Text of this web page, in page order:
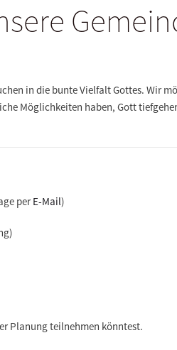
in die bunte Vielfalt Gottes. Wir
Möglichkeiten haben, Gott
perE-Mail)
Planung teilnehmen könntest.